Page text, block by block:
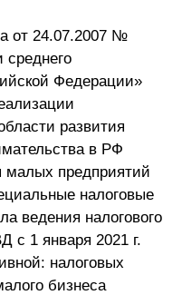
от 24.07.2007 №
среднего
Федерации»
развития
в РФ
предприятий
налоговые
ведения налогового
с 1 января 2021 г.
налоговых
бизнеса